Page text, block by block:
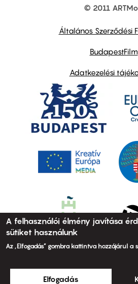
© 2011
Általános Szerződési
BudapestFilm
Adatkezelési
A felhasználói élmény javítása
sütiket használunk
Az „Elfogadás” gombra kattintva hozzájárul a
Elfogadás